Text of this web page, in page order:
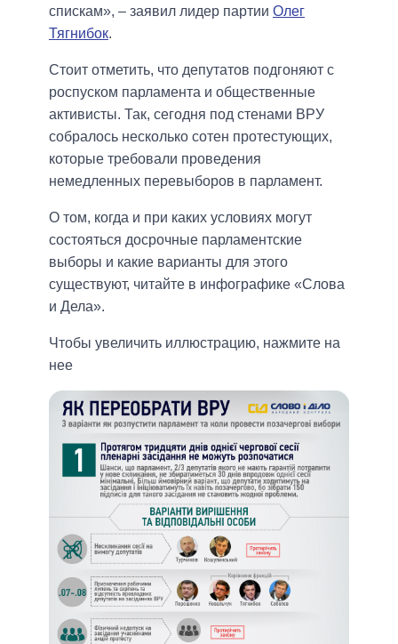
спискам», – заявил лидер партии Олег
Тягнибок.
Стоит отметить, что депутатов подгоняют с
роспуском парламента и общественные
активисты. Так, сегодня под стенами ВРУ
собралось несколько сотен протестующих,
которые требовали проведения
немедленных перевыборов в парламент.
О том, когда и при каких условиях могут
состояться досрочные парламентские
выборы и какие варианты для этого
существуют, читайте в инфографике «Слова
и Дела».
Чтобы увеличить иллюстрацию, нажмите на
нее